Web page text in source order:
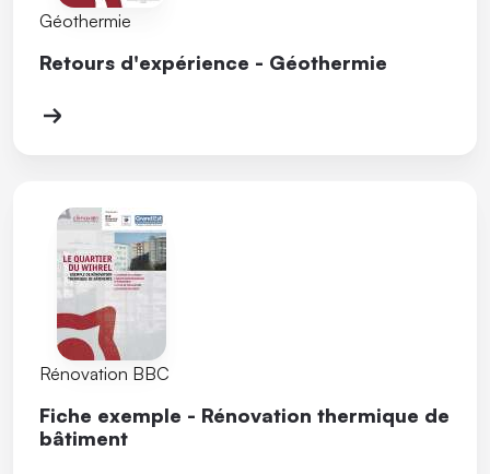
Géothermie
Retours d'expérience - Géothermie
Rénovation BBC
Fiche exemple - Rénovation thermique de
bâtiment